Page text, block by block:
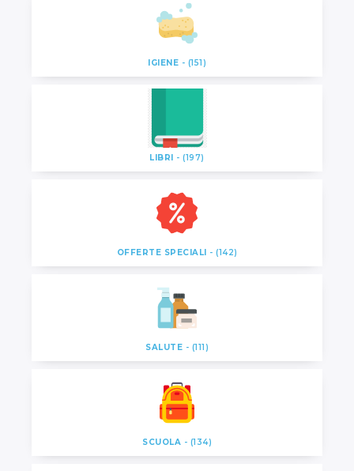
IGIENE - (151)
LIBRI - (197)
OFFERTE SPECIALI - (142)
SALUTE - (111)
SCUOLA - (134)